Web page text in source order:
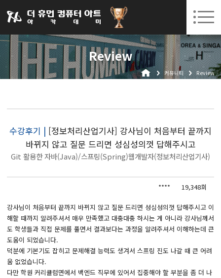
031-252-7277 수원캠퍼스 개강 08. 12.(수)
로그인 회원가입 고객센터
Review
커뮤니티 Review
수강후기 | [정보처리산업기사] 강사님이 처음부터 끝까지
바뀌지 않고 질문 드리면 성심성의껏 답해주시고
Git 활용한 자바(Java)/스프링(Spring)웹개발자(정보처리산업기사)
**** 19,348회
강사님이 처음부터 끝까지 바뀌지 않고 질문 드리면 성심성의껏 답해주시고 이
해할 때까지 알려주셔서 매우 만족했고 대충대충 하시는 게 아니라 강사님께서
도 학생들과 직접 문제를 풀면서 결과보다는 과정을 알려주셔서 이해하는데 큰
도움이 되었습니다.
덕분에 기본기도 잡히고 문제해결 능력도 생겨서 스프링 진도 나갈 때 큰 어려
움 없었습니다.
다만 학원 커리큘럼면에서 백엔드 직무에 있어서 집중해야 할 부분을 좀 더 나
아카데미소개
인사말
오시는길
국비지원 무료교육
BIM 건축설계 및 실내건축설계(캐드(CAD),맥스(MAX),레빗(REVIT))실무자 양성과정
React, Veu 프레임워크 기반 프론트엔드 개발 양성 지원
반응형/웹퍼블리셔/프론트엔드 웹개발자(웹디자인)
반응형/웹퍼블리셔/프론트엔드 웹개발자(웹디자인기능사 과정평가형)
자바(Java)기반 JSP/스프링 웹개발자(정보처리산업기사)(과정평가형)